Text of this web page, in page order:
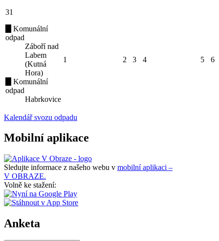
31
Komunální
odpad
Záboří nad
Labem
(Kutná
Hora)
Komunální
odpad
Habrkovice
1 2 3 4 5 6
Kalendář svozu odpadu
Mobilní aplikace
Sledujte informace z našeho webu v mobilní aplikaci –
V OBRAZE.
Volně ke stažení:
Anketa